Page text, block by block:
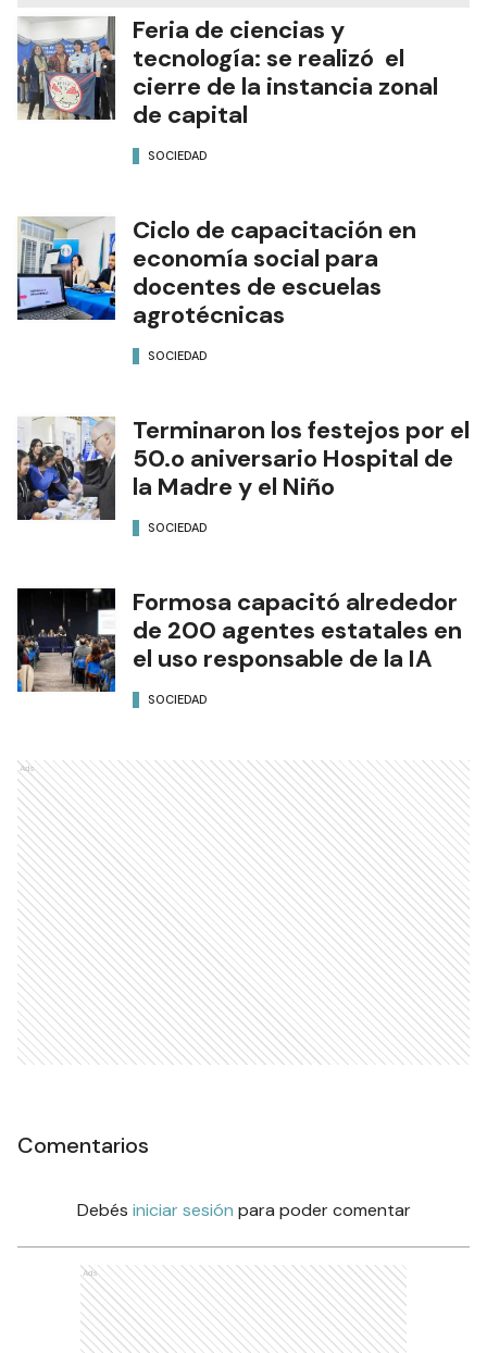
Feria de ciencias y
tecnología: se realizó el
cierre de la instancia zonal
de capital
SOCIEDAD
Ciclo de capacitación en
economía social para
docentes de escuelas
agrotécnicas
SOCIEDAD
Terminaron los festejos por el
50.o aniversario Hospital de
la Madre y el Niño
SOCIEDAD
Formosa capacitó alrededor
de 200 agentes estatales en
el uso responsable de la IA
SOCIEDAD
Ads
Comentarios
Debés iniciar sesión para poder comentar
Ads